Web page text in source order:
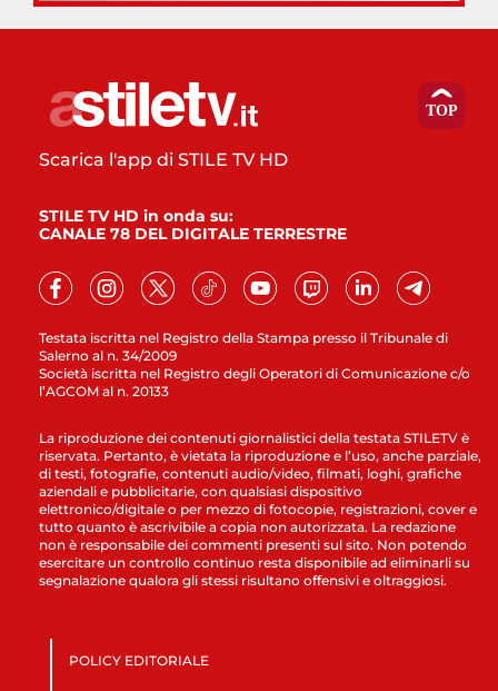
Testata iscritta nel Registro della Stampa presso il Tribunale di
Salerno al n. 34/2009
Società iscritta nel Registro degli Operatori di Comunicazione c/o
l’AGCOM al n. 20133
Scarica l'app di STILE TV HD
STILE TV HD in onda su:
CANALE 78 DEL DIGITALE TERRESTRE
La riproduzione dei contenuti giornalistici della testata STILETV è
riservata. Pertanto, è vietata la riproduzione e l’uso, anche parziale,
di testi, fotografie, contenuti audio/video, filmati, loghi, grafiche
aziendali e pubblicitarie, con qualsiasi dispositivo
elettronico/digitale o per mezzo di fotocopie, registrazioni, cover e
tutto quanto è ascrivibile a copia non autorizzata. La redazione
non è responsabile dei commenti presenti sul sito. Non potendo
esercitare un controllo continuo resta disponibile ad eliminarli su
segnalazione qualora gli stessi risultano offensivi e oltraggiosi.
POLICY EDITORIALE